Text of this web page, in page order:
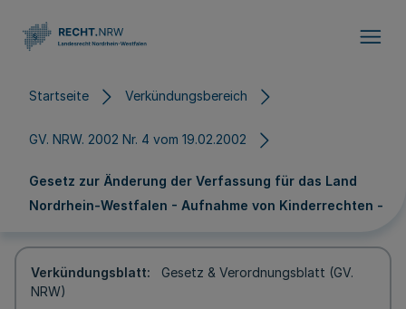
Startseite Verkündungsbereich
GV. NRW. 2002 Nr. 4 vom 19.02.2002
Gesetz zur Änderung der Verfassung für das Land
Nordrhein-Westfalen - Aufnahme von Kinderrechten -
Verkündungsblatt
Gesetz & Verordnungsblatt (GV.
NRW)